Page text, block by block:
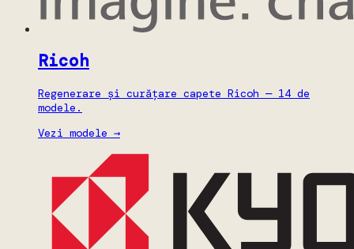
Ricoh
Regenerare și curățare capete Ricoh — 14 de
modele.
Vezi modele →